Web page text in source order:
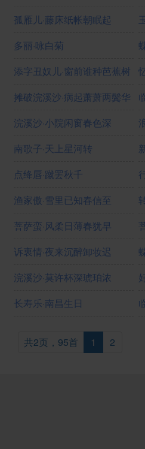
孤雁儿·藤床纸帐朝眠起
多丽·咏白菊
添字丑奴儿·窗前谁种芭蕉树
摊破浣溪沙·病起萧萧两鬓华
浣溪沙·小院闲窗春色深
南歌子·天上星河转
点绛唇·蹴罢秋千
渔家傲·雪里已知春信至
菩萨蛮·风柔日薄春犹早
诉衷情·夜来沉醉卸妆迟
浣溪沙·莫许杯深琥珀浓
长寿乐·南昌生日
共2页，95首 1 2